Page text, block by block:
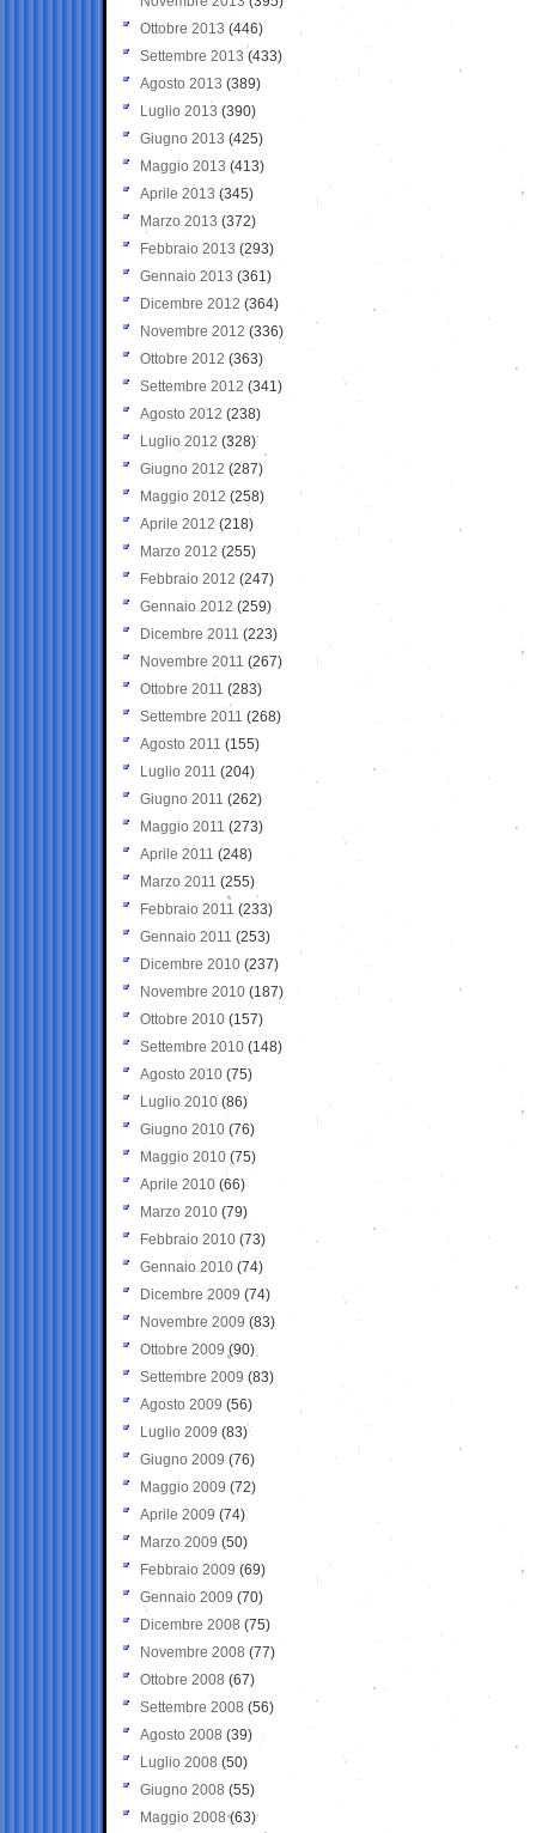
Ottobre 2013 (446)
Settembre 2013 (433)
Agosto 2013 (389)
Luglio 2013 (390)
Giugno 2013 (425)
Maggio 2013 (413)
Aprile 2013 (345)
Marzo 2013 (372)
Febbraio 2013 (293)
Gennaio 2013 (361)
Dicembre 2012 (364)
Novembre 2012 (336)
Ottobre 2012 (363)
Settembre 2012 (341)
Agosto 2012 (238)
Luglio 2012 (328)
Giugno 2012 (287)
Maggio 2012 (258)
Aprile 2012 (218)
Marzo 2012 (255)
Febbraio 2012 (247)
Gennaio 2012 (259)
Dicembre 2011 (223)
Novembre 2011 (267)
Ottobre 2011 (283)
Settembre 2011 (268)
Agosto 2011 (155)
Luglio 2011 (204)
Giugno 2011 (262)
Maggio 2011 (273)
Aprile 2011 (248)
Marzo 2011 (255)
Febbraio 2011 (233)
Gennaio 2011 (253)
Dicembre 2010 (237)
Novembre 2010 (187)
Ottobre 2010 (157)
Settembre 2010 (148)
Agosto 2010 (75)
Luglio 2010 (86)
Giugno 2010 (76)
Maggio 2010 (75)
Aprile 2010 (66)
Marzo 2010 (79)
Febbraio 2010 (73)
Gennaio 2010 (74)
Dicembre 2009 (74)
Novembre 2009 (83)
Ottobre 2009 (90)
Settembre 2009 (83)
Agosto 2009 (56)
Luglio 2009 (83)
Giugno 2009 (76)
Maggio 2009 (72)
Aprile 2009 (74)
Marzo 2009 (50)
Febbraio 2009 (69)
Gennaio 2009 (70)
Dicembre 2008 (75)
Novembre 2008 (77)
Ottobre 2008 (67)
Settembre 2008 (56)
Agosto 2008 (39)
Luglio 2008 (50)
Giugno 2008 (55)
Maggio 2008(63)